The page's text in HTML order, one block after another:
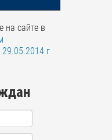
на сайте в
г